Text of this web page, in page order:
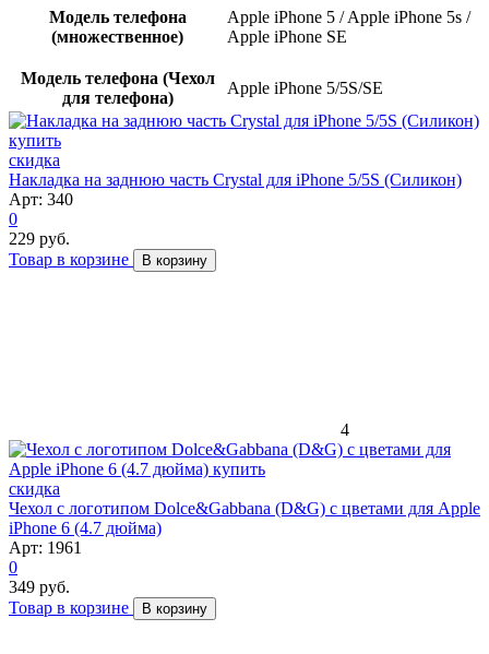
Модель телефона
(множественное)
Apple iPhone 5 / Apple iPhone 5s /
Apple iPhone SE
Модель телефона (Чехол
для телефона)
Apple iPhone 5/5S/SE
скидка
Накладка на заднюю часть Crystal для iPhone 5/5S (Силикон)
Арт: 340
0
229 руб.
Товар в корзине
В корзину
4
скидка
Чехол с логотипом Dolce&Gabbana (D&G) с цветами для Apple
iPhone 6 (4.7 дюйма)
Арт: 1961
0
349 руб.
Товар в корзине
В корзину